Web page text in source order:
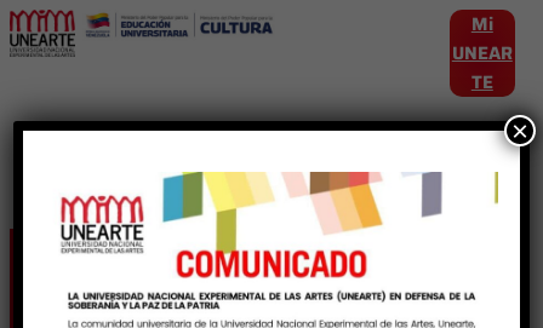
Mi
UNEAR
TE
Etiqueta:IdentidadUrbana
×